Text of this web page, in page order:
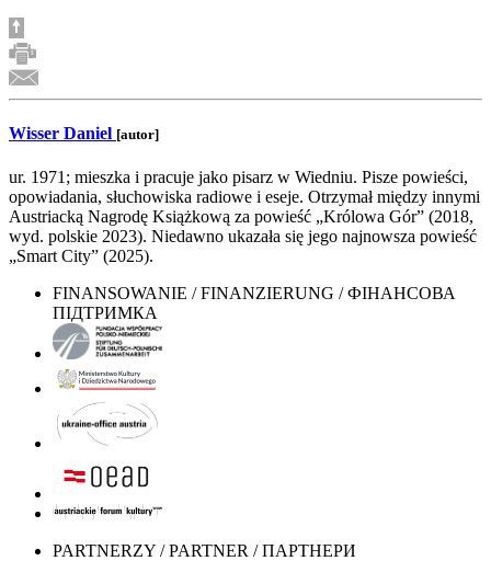
Wisser Daniel [autor]
ur. 1971; mieszka i pracuje jako pisarz w Wiedniu. Pisze powieści,
opowiadania, słuchowiska radiowe i eseje. Otrzymał między innymi
Austriacką Nagrodę Książkową za powieść „Królowa Gór” (2018,
wyd. polskie 2023). Niedawno ukazała się jego najnowsza powieść
„Smart City” (2025).
FINANSOWANIE / FINANZIERUNG / ФІНАНСОВА
ПІДТРИМКА
PARTNERZY / PARTNER / ПАРТНЕРИ